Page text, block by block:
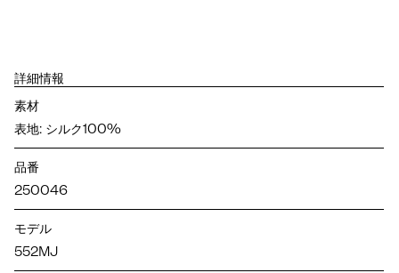
詳細情報
素材
表地: シルク100%
品番
250046
モデル
552MJ